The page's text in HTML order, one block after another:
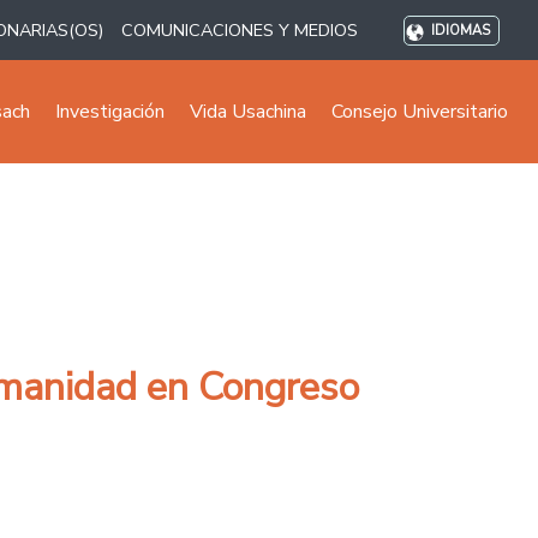
COMUNICACIONES Y MEDIOS IDIOMAS
Investigación Vida Usachina Consejo Universitario
en Congreso